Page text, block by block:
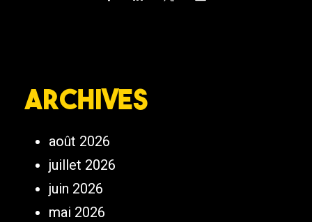
Archives
août 2026
juillet 2026
juin 2026
mai 2026